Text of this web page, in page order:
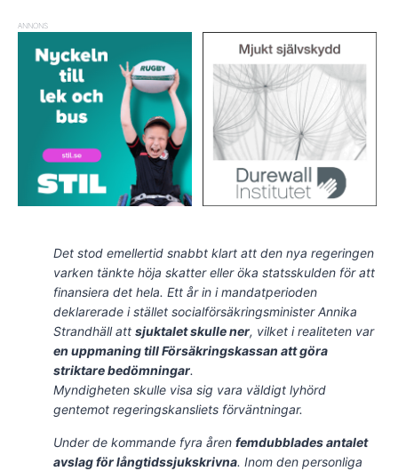
ANNONS
Det stod emellertid snabbt klart att den nya regeringen
varken tänkte höja skatter eller öka statsskulden för att
finansiera det hela. Ett år in i mandatperioden
deklarerade i stället socialförsäkringsminister Annika
Strandhäll att sjuktalet skulle ner, vilket i realiteten var
en uppmaning till Försäkringskassan att göra
striktare bedömningar.
Myndigheten skulle visa sig vara väldigt lyhörd
gentemot regeringskansliets förväntningar.
Under de kommande fyra åren femdubblades antalet
avslag för långtidssjukskrivna. Inom den personliga